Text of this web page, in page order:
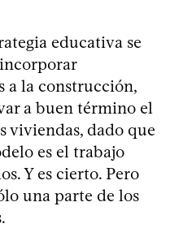
educativa se
a la construcción,
a buen término el
viviendas, dado que
es el trabajo
Y es cierto. Pero
una parte de los